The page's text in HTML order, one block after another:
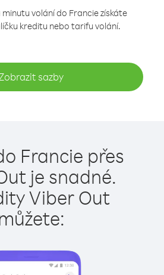
minutu volání do Francie získáte
kreditu nebo tarifu volání.
sazby
Francie přes
je snadné.
Viber Out